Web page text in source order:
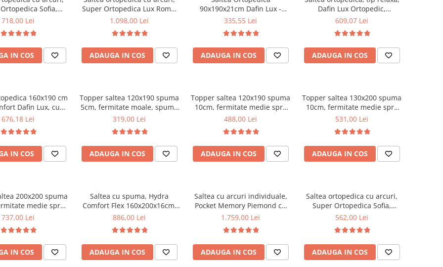
Sofia,
fermitate
iarna, sistem
cu butoni, Saltex
718,00 Lei
IN COS
Super Ortopedica Lux Roma,
180x200x23cm, fermitate tare,
vara-iarna, sistem aerisire
perimetral, Saltex
1.098,00 Lei
ADAUGA IN COS
90x190x21cm Dafin Lux -
Arcuri Bonell, Fermitate
335,55 Lei
ADAUGA IN COS
Dafin Lux Ortopedic,
140x200x21cm, fermitate
Bonell, fata vara-iarna, sistem
de aerisire cu butoni, Salt
Confort
609,07 Lei
ADAUGA IN COS
160x190 cm
Dafin Lux, cu
Bonell, fermitate
676,18 Lei
IN COS
Topper saltea 120x190 spuma
5cm, fermitate moale, spuma
poliuretanica, husa fixa
319,00 Lei
ADAUGA IN COS
Topper saltea 120x190 spuma
10cm, fermitate medie spre
tare, spuma poliuretanica,
microfibra, Saltsib
488,00 Lei
ADAUGA IN COS
Topper saltea 130x200 spuma
10cm, fermitate medie spre
tare, spuma poliuretanica,
microfibra, Saltsib
531,00 Lei
ADAUGA IN COS
200x200 spuma
medie spre
poliuretanica,
Saltsib
737,00 Lei
IN COS
Saltea cu spuma, Hydra
Comfort Flex 160x200x16cm,
fermitate mediu spre tare,
detasabila, Saltsib
886,00 Lei
ADAUGA IN COS
Saltea cu arcuri individuale,
Pocket Memory Piemond cu
topper, 160x200x32cm,
memory foam 2,5 cm, husa
matlasata, sistem de aerisire
perimetral, greutate maxima
sustinuta 100 kg/utilizator,
1.759,00 Lei
ADAUGA IN COS
Saltea ortopedica cu arcuri,
Super Ortopedica Sofia,
130x200x20cm, fermitate
fata vara-iarna, sistem
aerisire cu butoni, Saltex
562,00 Lei
ADAUGA IN COS